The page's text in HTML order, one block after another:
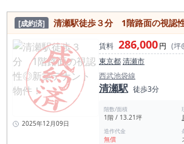
[成約済] 清瀬駅徒歩３分 1階路面の視認性◎
2025年12月09日
賃料 286,000円 (坪
東京都清瀬市
西武池袋線
清瀬駅 徒歩3分
階数/面積
1階 / 13.21坪
造作代金
無償